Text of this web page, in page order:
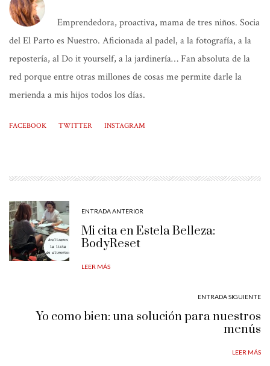
Emprendedora, proactiva, mama de tres niños. Socia
del El Parto es Nuestro. Aficionada al padel, a la fotografía, a la
repostería, al Do it yourself, a la jardinería… Fan absoluta de la
red porque entre otras millones de cosas me permite darle la
merienda a mis hijos todos los días.
FACEBOOK TWITTER INSTAGRAM
ENTRADA ANTERIOR
Mi cita en Estela Belleza:
BodyReset
LEER MÁS
ENTRADA SIGUIENTE
Yo como bien: una solución para nuestros
menús
LEER MÁS